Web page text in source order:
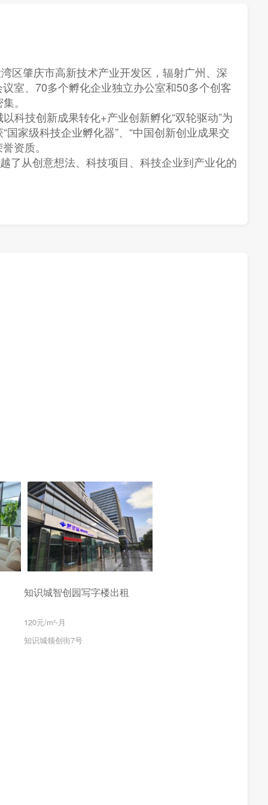
区肇庆市高新技术产业开发区，辐射广州、深
室、70多个孵化企业独立办公室和50多个创客
。
科技创新成果转化+产业创新孵化“双轮驱动”为
家级科技企业孵化器”、“中国创新创业成果交
资质。
了从创意想法、科技项目、科技企业到产业化的
知识城智创园写字楼出租
120元/m²⋅月
知识城领创街7号